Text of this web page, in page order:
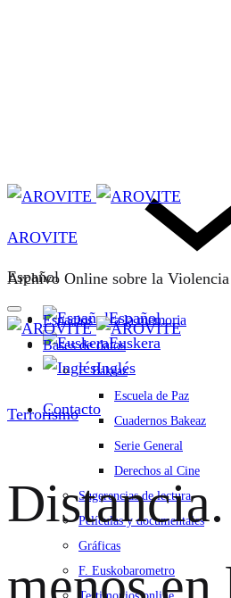
Español
Español
Euskera
Inglés
Contacto
AROVITE
Archivo Online sobre la
Espacios para la memoria
Bases de datos
F. Bakeaz
Escuela de Paz
Cuadernos Bakeaz
Serie General
Derechos al Cine
Sugerencias de lectura
Películas y documentales
Gráficas
F. Euskobarometro
Terrorismo